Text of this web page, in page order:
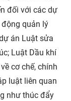
đối với các dự
quản lý
án Luật sửa
Luật Dầu khí
cơ chế, chính
luật liên quan
như thúc đẩy